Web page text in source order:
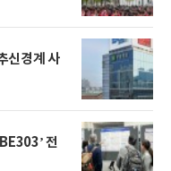
신경계 사
전